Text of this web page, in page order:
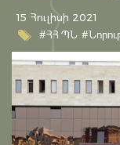
15 Հուլիսի 2021
#ՀՀ ՊՆ